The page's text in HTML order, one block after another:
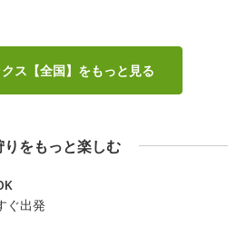
ス【全国】をもっと見る
りをもっと楽しむ
ぐ出発